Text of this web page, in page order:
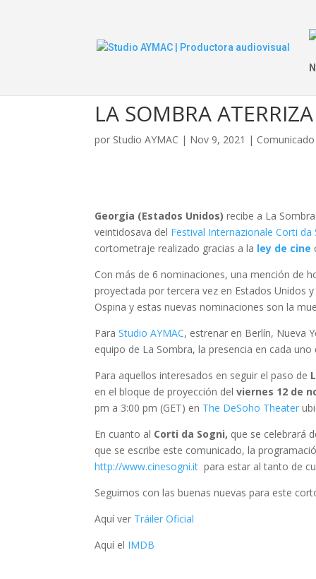
LA SOMBRA
por Studio AYMAC | Nov 9, 2021 |
Georgia (Estados Unidos) recibe a La
veintidosava del Festival Internazionale Corti da
cortometraje realizado gracias a la ley de cine
Con más de 6 nominaciones, una mención de
proyectada por tercera vez en Estados Unidos
Ospina y estas nuevas nominaciones son la
ParaStudio AYMAC, estrenar en Berlín, Nueva
equipo de La Sombra, la presencia en cada
Para aquellos interesados en seguir el paso de
en el bloque de proyección delviernes 12 de
pm a 3:00 pm (GET) en The DeSoho Theater
En cuanto al Corti da Sogni, que se celebrará
que se escribe este comunicado, la
http://www.cinesogni.it para estar al tanto de
Seguimos con las buenas nuevas para este
Aquí ver Tráiler Oficial
Aquí el IMDB